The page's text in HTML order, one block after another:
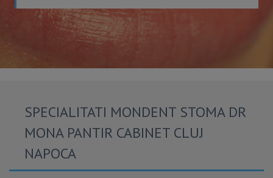
SPECIALITATI MONDENT STOMA DR
MONA PANTIR CABINET CLUJ
NAPOCA